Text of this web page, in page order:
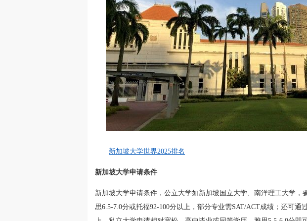
新加坡大学世界2025排名
新加坡大学申请条件
新加坡大学申请条件，公立大学如新加坡国立大学、南洋理工大学，
思6.5-7.0分或托福92-100分以上，部分专业需SAT/ACT成绩；还可通